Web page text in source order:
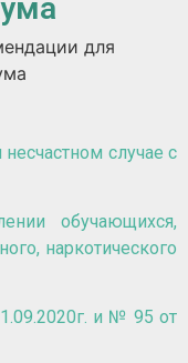
для
случае с
обучающихся,
наркотического
и № 95 от